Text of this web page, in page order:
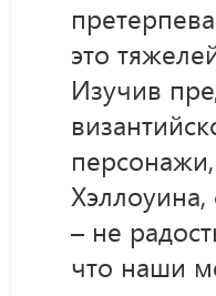
это
Изучив
– не
что наши